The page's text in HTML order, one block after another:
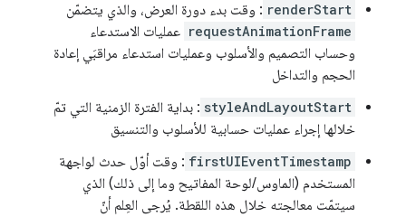
renderStart : وقت بدء دورة العرض، والذي يتضمّن
requestAnimationFrame عمليات الاستدعاء
وحساب التصميم والأسلوب وعمليات استدعاء مراقبَي إعادة
الحجم والتداخل
styleAndLayoutStart : بداية الفترة الزمنية التي تمّ
خلالها إجراء عمليات حسابية للأسلوب والتنسيق
firstUIEventTimestamp : وقت أوّل حدث لواجهة
المستخدم (الماوس/لوحة المفاتيح وما إلى ذلك) الذي
سيتمّت معالجته خلال هذه اللقطة. يُرجى العِلم أنّ